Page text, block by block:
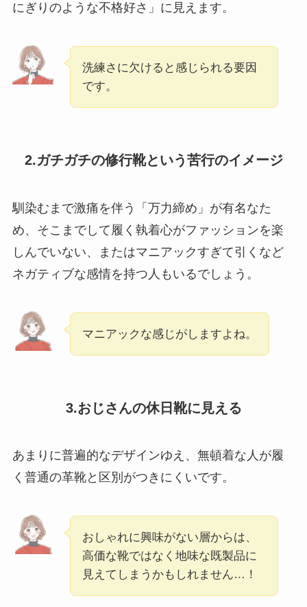
にぎりのような不格好さ」に見えます。
洗練さに欠けると感じられる要因
です。
2.ガチガチの修行靴という苦行のイメージ
馴染むまで激痛を伴う「万力締め」が有名なた
め、そこまでして履く執着心がファッションを楽
しんでいない、またはマニアックすぎて引くなど
ネガティブな感情を持つ人もいるでしょう。
マニアックな感じがしますよね。
3.おじさんの休日靴に見える
あまりに普遍的なデザインゆえ、無頓着な人が履
く普通の革靴と区別がつきにくいです。
おしゃれに興味がない層からは、
高価な靴ではなく地味な既製品に
見えてしまうかもしれません…！